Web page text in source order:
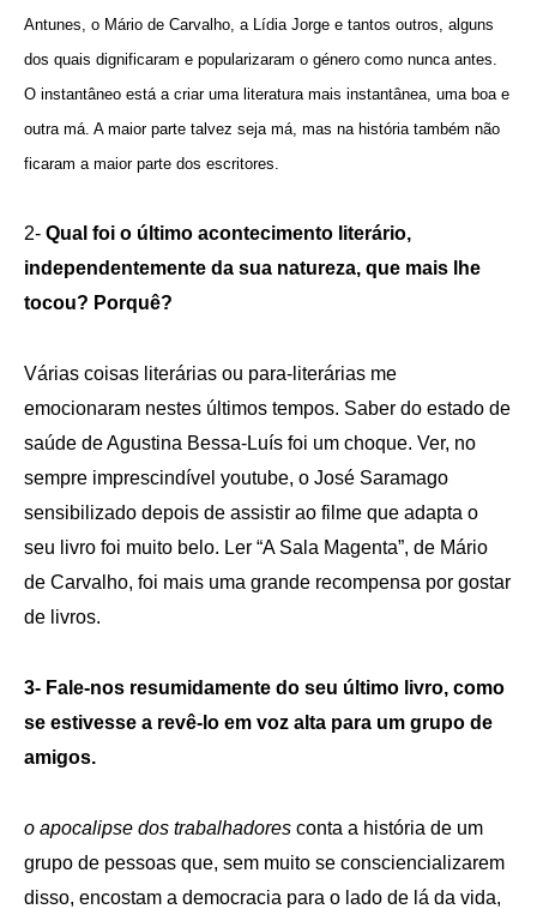
Antunes, o Mário de Carvalho, a Lídia Jorge e tantos outros, alguns
dos quais dignificaram e popularizaram o género como nunca antes.
O instantâneo está a criar uma literatura mais instantânea, uma boa e
outra má. A maior parte talvez seja má, mas na história também não
ficaram a maior parte dos escritores.
2- Qual foi o último acontecimento literário,
independentemente da sua natureza, que mais lhe
tocou? Porquê?
Várias coisas literárias ou para-literárias me
emocionaram nestes últimos tempos. Saber do estado de
saúde de Agustina Bessa-Luís foi um choque. Ver, no
sempre imprescindível youtube, o José Saramago
sensibilizado depois de assistir ao filme que adapta o
seu livro foi muito belo. Ler “A Sala Magenta”, de Mário
de Carvalho, foi mais uma grande recompensa por gostar
de livros.
3- Fale-nos resumidamente do seu último livro, como
se estivesse a revê-lo em voz alta para um grupo de
amigos.
o apocalipse dos trabalhadores conta a história de um
grupo de pessoas que, sem muito se consciencializarem
disso, encostam a democracia para o lado de lá da vida,